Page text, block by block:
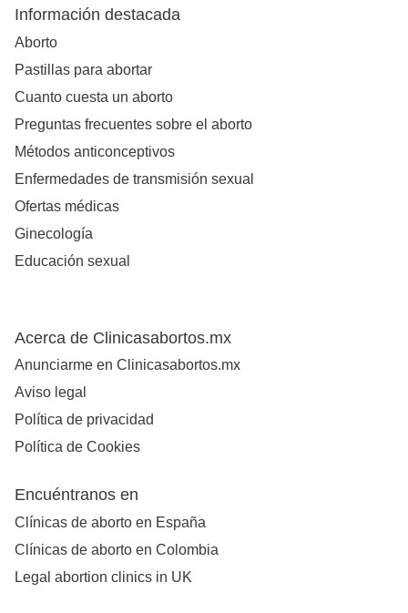
Información destacada
Aborto
Pastillas para abortar
Cuanto cuesta un aborto
Preguntas frecuentes sobre el aborto
Métodos anticonceptivos
Enfermedades de transmisión sexual
Ofertas médicas
Ginecología
Educación sexual
Acerca de Clinicasabortos.mx
Anunciarme en Clinicasabortos.mx
Aviso legal
Política de privacidad
Política de Cookies
Encuéntranos en
Clínicas de aborto en España
Clínicas de aborto en Colombia
Legal abortion clinics in UK